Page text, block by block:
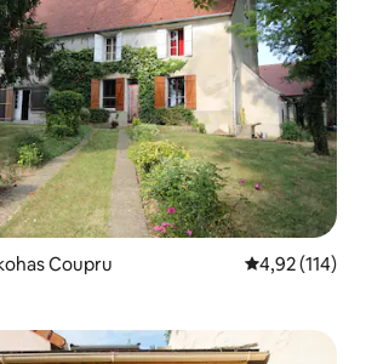
Coupru Keskmine
4,92 (114)